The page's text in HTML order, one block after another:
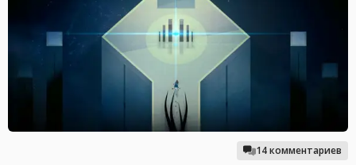
14 комментариев